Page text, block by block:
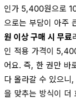
인가 5,400원으로
으로는 부담이 아주
원 이상 구매 시 무료
인 적용 가격이
어요. 즉, 한 권만 바
다 올라갈 수 있으니
을 맞추는 방식이 더